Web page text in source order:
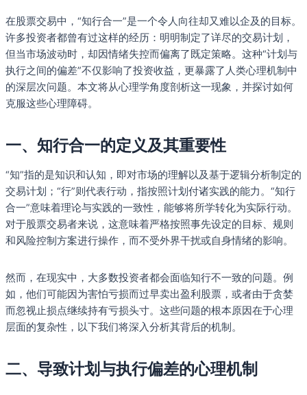
在股票交易中，“知行合一”是一个令人向往却又难以企及的目标。
许多投资者都曾有过这样的经历：明明制定了详尽的交易计划，
但当市场波动时，却因情绪失控而偏离了既定策略。这种“计划与
执行之间的偏差”不仅影响了投资收益，更暴露了人类心理机制中
的深层次问题。本文将从心理学角度剖析这一现象，并探讨如何
克服这些心理障碍。
一、知行合一的定义及其重要性
“知”指的是知识和认知，即对市场的理解以及基于逻辑分析制定的
交易计划；“行”则代表行动，指按照计划付诸实践的能力。“知行
合一”意味着理论与实践的一致性，能够将所学转化为实际行动。
对于股票交易者来说，这意味着严格按照事先设定的目标、规则
和风险控制方案进行操作，而不受外界干扰或自身情绪的影响。
然而，在现实中，大多数投资者都会面临知行不一致的问题。例
如，他们可能因为害怕亏损而过早卖出盈利股票，或者由于贪婪
而忽视止损点继续持有亏损头寸。这些问题的根本原因在于心理
层面的复杂性，以下我们将深入分析其背后的机制。
二、导致计划与执行偏差的心理机制